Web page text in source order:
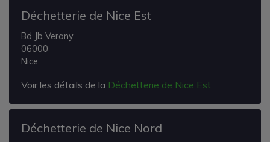
Déchetterie de Nice Est
Bd Jb Verany
06000
Nice
Voir les détails de la Déchetterie de Nice Est
Déchetterie de Nice Nord